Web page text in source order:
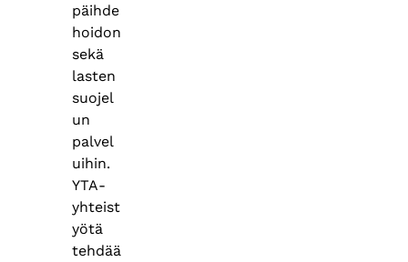
päihde
hoidon
sekä
lasten
suojel
un
palvel
uihin.
YTA-
yhteist
yötä
tehdää